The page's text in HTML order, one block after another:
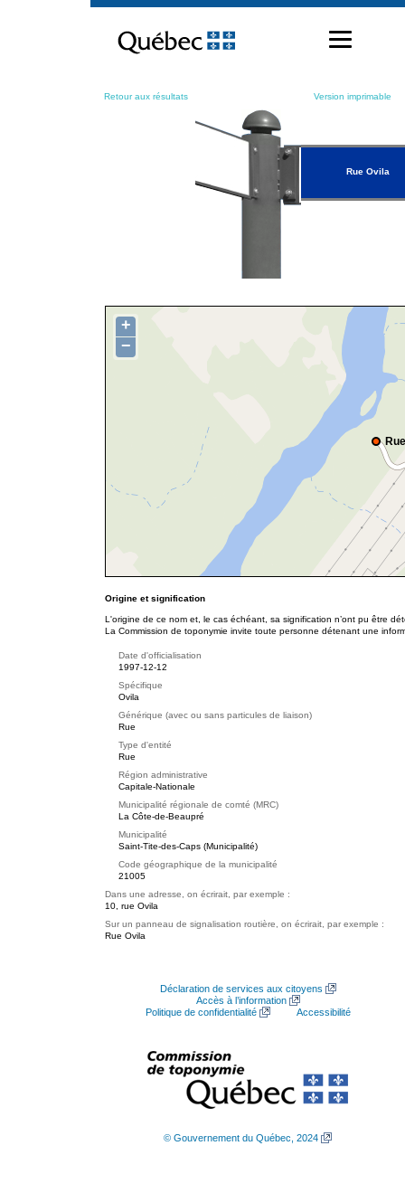
contenu
Retour aux résultats Version imprimable
Rue Ovila
+
−
Origine et signification
L'origine de ce nom et, le cas échéant, sa signification n’ont pu être
La Commission de toponymie invite toute personne détenant une
Date d'officialisation
1997-12-12
Spécifique
Ovila
Générique (avec ou sans particules de liaison)
Rue
Type d'entité
Rue
Région administrative
Capitale-Nationale
Municipalité régionale de comté (MRC)
La Côte-de-Beaupré
Municipalité
Saint-Tite-des-Caps (Municipalité)
Code géographique de la municipalité
21005
Dans une adresse, on écrirait, par exemple :
10, rue Ovila
Sur un panneau de signalisation routière, on écrirait, par exemple :
Rue Ovila
Déclaration de services aux citoyens
Accès à l’information
Politique de confidentialité
Accessibilité
© Gouvernement du Québec, 2024